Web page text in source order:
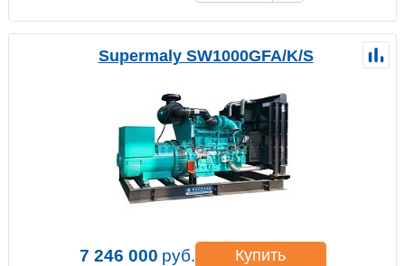
Supermaly SW1000GFA/K/S
7 246 000 руб. Купить